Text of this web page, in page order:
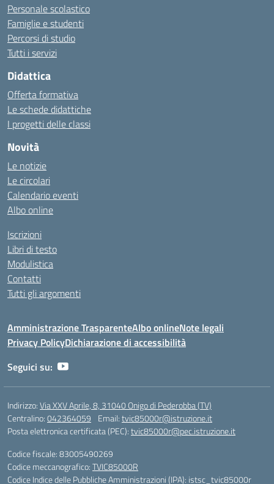
Personale scolastico
Famiglie e studenti
Percorsi di studio
Tutti i servizi
Didattica
Offerta formativa
Le schede didattiche
I progetti delle classi
Novità
Le notizie
Le circolari
Calendario eventi
Albo online
Iscrizioni
Libri di testo
Modulistica
Contatti
Tutti gli argomenti
Amministrazione TrasparenteAlbo onlineNote legali
Privacy PolicyDichiarazione di accessibilità
Seguici su:
Indirizzo:Via XXV Aprile, 8, 31040 Onigo di Pederobba (TV)
Centralino:042364059 Email:tvic85000r@istruzione.it
Posta elettronica certificata (PEC):tvic85000r@pec.istruzione.it
Codice fiscale: 83005490269
Codice meccanografico:TVIC85000R
Codice Indice delle Pubbliche Amministrazioni (IPA): istsc_tvic85000r